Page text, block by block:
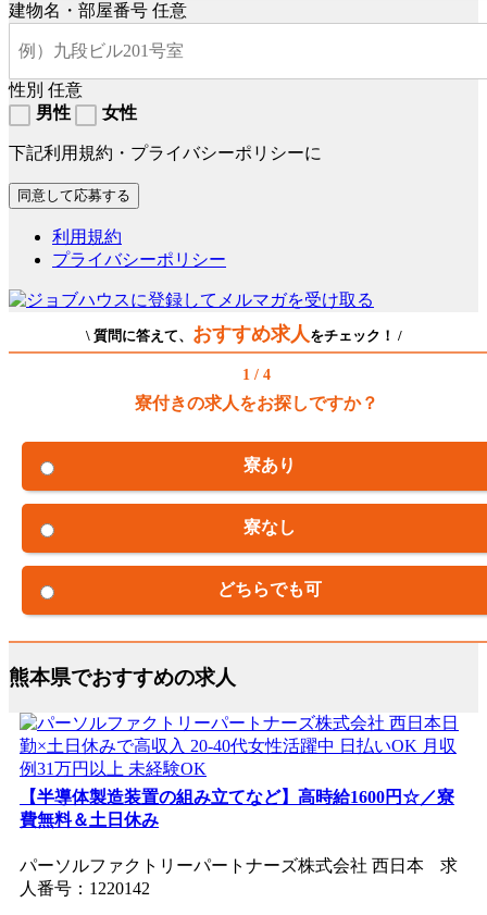
建物名・部屋番号 任意
性別 任意
男性
女性
下記利用規約・プライバシーポリシーに
利用規約
プライバシーポリシー
\ 質問に答えて、 おすすめ求人をチェック！ /
1 / 4
寮付きの求人をお探しですか？
寮あり
寮なし
どちらでも可
熊本県でおすすめの求人
【半導体製造装置の組み立てなど】高時給1600円☆／寮
費無料＆土日休み
パーソルファクトリーパートナーズ株式会社 西日本 求
人番号：1220142